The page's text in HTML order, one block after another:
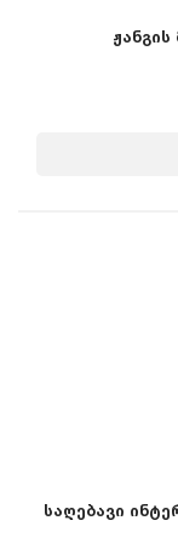
საღებავი